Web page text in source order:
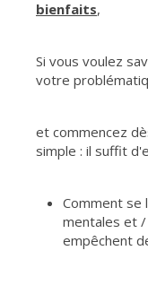
bienfaits,
Si vous voulez
votre
et commencez
simple : il suffit
Comment se
mentales et /
empêchent